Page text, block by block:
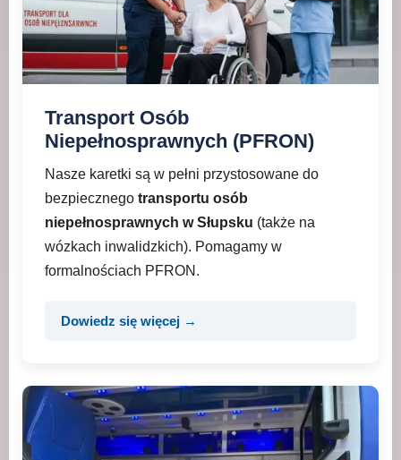
Transport Osób
Niepełnosprawnych (PFRON)
Nasze karetki są w pełni przystosowane do
bezpiecznego transportu osób
niepełnosprawnych w Słupsku (także na
wózkach inwalidzkich). Pomagamy w
formalnościach PFRON.
Dowiedz się więcej →